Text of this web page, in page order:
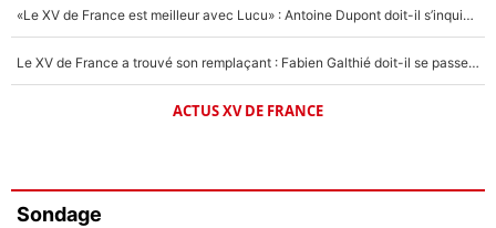
«Le XV de France est meilleur avec Lucu» : Antoine Dupont doit-il s’inquiéter pour sa place ?
Le XV de France a trouvé son remplaçant : Fabien Galthié doit-il se passer d'Antoine Dupont ?
ACTUS XV DE FRANCE
Sondage